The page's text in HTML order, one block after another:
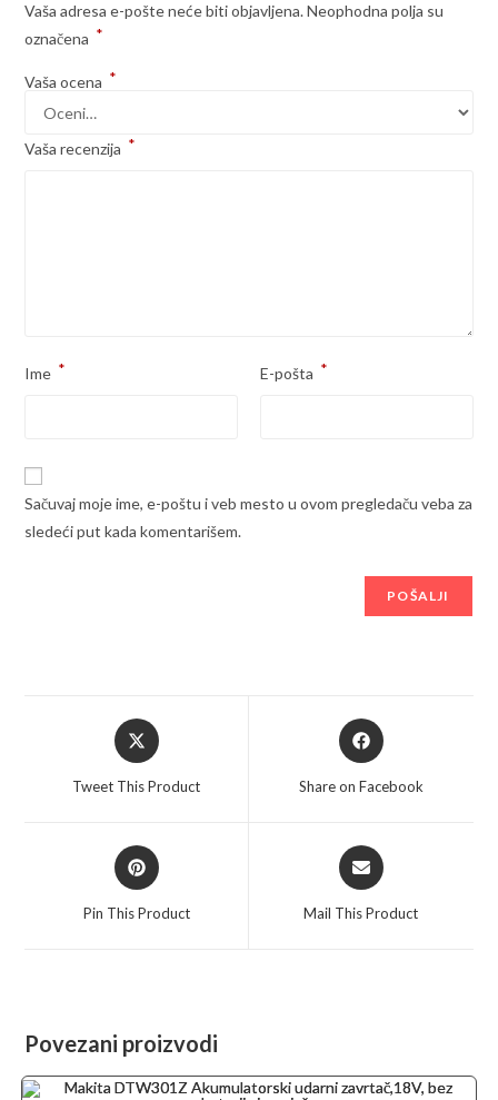
Vaša adresa e-pošte neće biti objavljena. Neophodna polja su
označena *
Vaša ocena *
Vaša recenzija *
Ime * E-pošta *
Sačuvaj moje ime, e-poštu i veb mesto u ovom pregledaču veba za
sledeći put kada komentarišem.
Opens
in
Tweet This Product
Opens
in
Share on Facebook
Opens
in
Pin This Product
Opens
in
Mail This Product
Povezani proizvodi